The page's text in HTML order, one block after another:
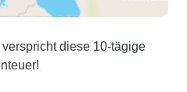
diese 10-tägige